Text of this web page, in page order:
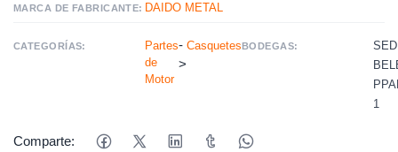
MARCA DE FABRICANTE: DAIDO METAL
CATEGORÍAS:
Partes
de
Motor
-
>
Casquetes BODEGAS:
1
Comparte: